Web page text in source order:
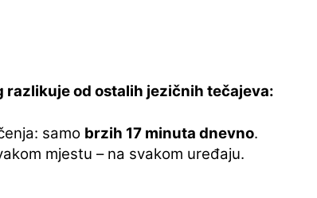
razlikuje od ostalih jezičnih tečajeva:
samo brzih 17 minuta dnevno.
mjestu – na svakom uređaju.